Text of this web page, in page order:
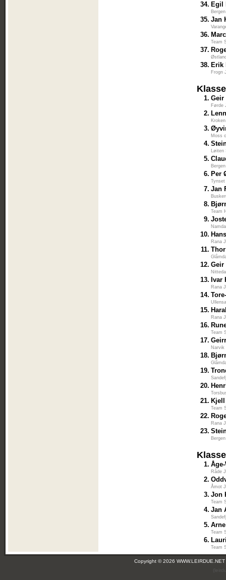
34. Egil
35. Jan
36.
Team
37.
38. Erik
Frogn
1. Geir
Førde
2.
3.
Moss
4.
Løiten
5.
6. Per
7. Jan
8.
Team
9.
10.
Rana
11.
12. Geir
13. Ivar
Rana
14.
15.
Rana
16.
Team
17.
Narvik
18.
19.
20.
21.
Team
22.
Rana
23.
1.
Råde
2.
Åmot
3. Jon
Team
4. Jan
5.
Team
6.
Team
Copyright © 2026